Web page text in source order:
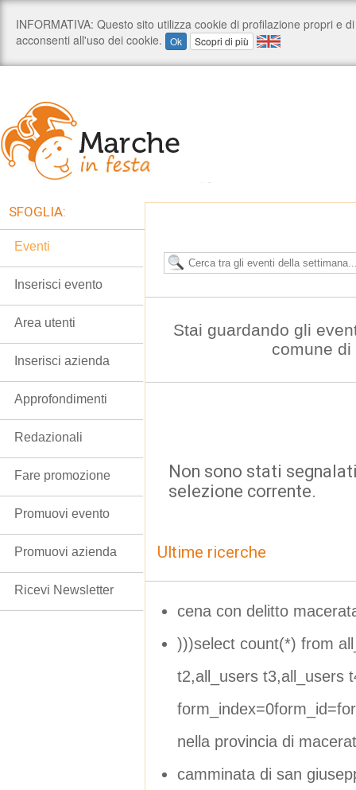
Stai guardando gli
comune
Non sono stati
selezione corrente.
Ultime ricerche
cena con delitto
)))select count(*) from
t2,all_users t3,all_users
nella provincia di
camminata di san
SFOGLIA:
Eventi
Inserisci evento
Area utenti
Inserisci azienda
Approfondimenti
Redazionali
Fare promozione
Promuovi evento
Promuovi azienda
Ricevi Newsletter